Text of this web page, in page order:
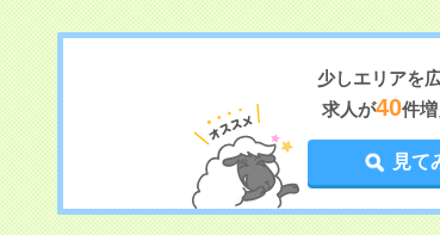
少しエリアを
求人が40件増
見て